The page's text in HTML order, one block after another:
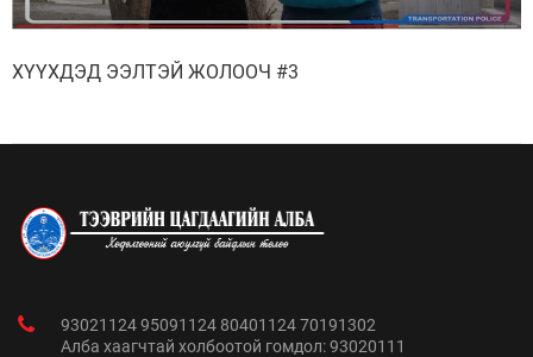
ХҮҮХДЭД ЭЭЛТЭЙ ЖОЛООЧ #3
93021124 95091124 80401124 70191302
Алба хаагчтай холбоотой гомдол: 93020111